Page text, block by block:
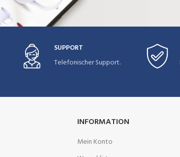
SUPPORT
Telefonischer Support.
INFORMATION
Mein Konto